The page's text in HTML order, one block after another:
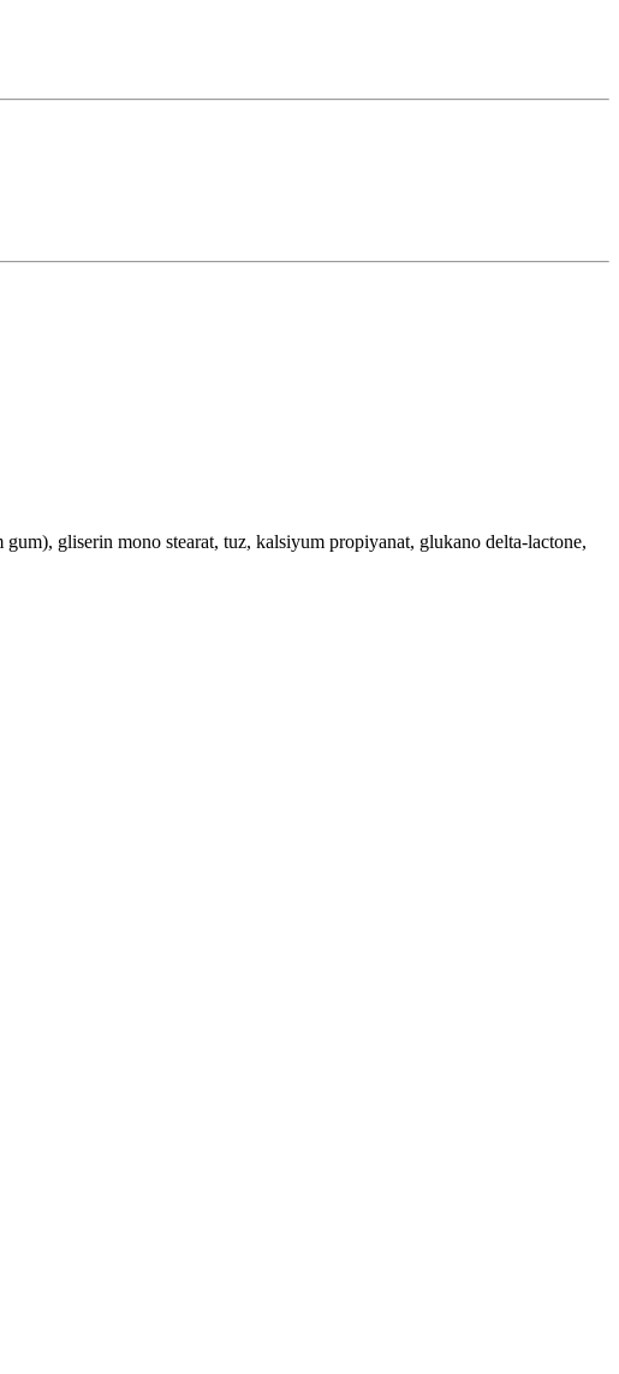
gum), gliserin mono stearat, tuz, kalsiyum propiyanat, glukano delta-lactone,